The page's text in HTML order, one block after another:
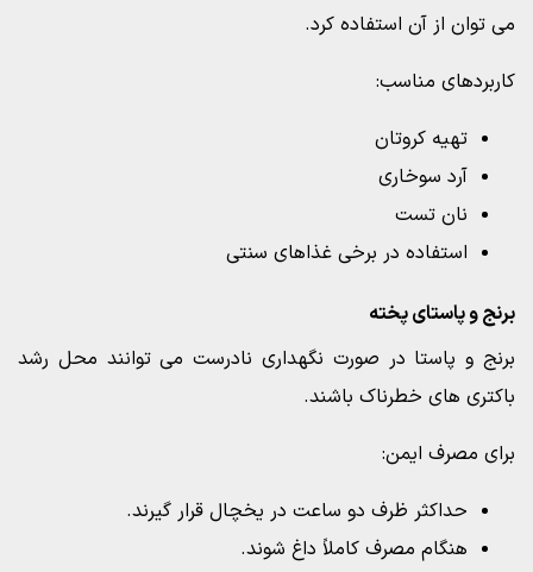
می توان از آن استفاده کرد.
کاربردهای مناسب:
تهیه کروتان
آرد سوخاری
نان تست
استفاده در برخی غذاهای سنتی
برنج و پاستای پخته
برنج و پاستا در صورت نگهداری نادرست می توانند محل رشد
باکتری های خطرناک باشند.
برای مصرف ایمن:
حداکثر ظرف دو ساعت در یخچال قرار گیرند.
هنگام مصرف کاملاً داغ شوند.